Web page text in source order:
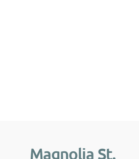
Magnolia St.